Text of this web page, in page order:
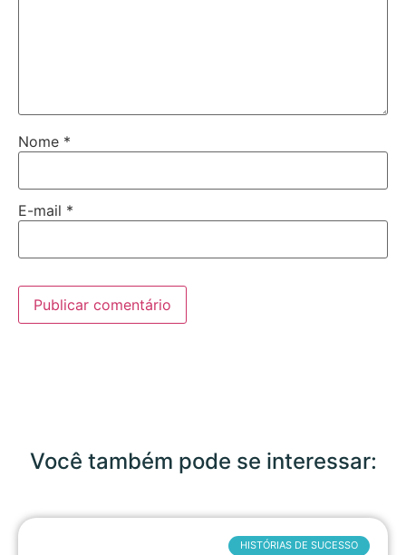
Nome *
E-mail *
Você também pode se interessar:
HISTÓRIAS DE SUCESSO